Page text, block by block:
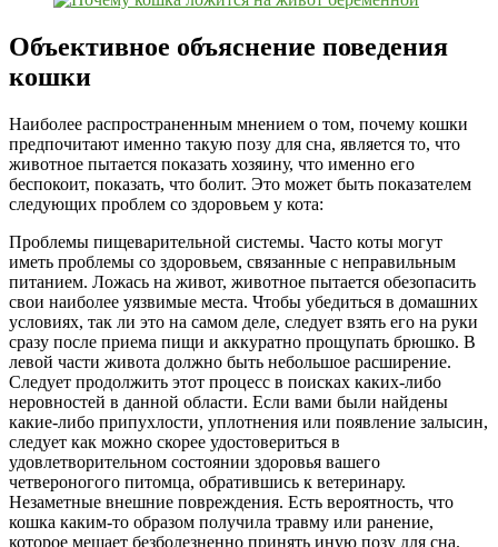
Объективное объяснение поведения
кошки
Наиболее распространенным мнением о том, почему кошки
предпочитают именно такую позу для сна, является то, что
животное пытается показать хозяину, что именно его
беспокоит, показать, что болит. Это может быть показателем
следующих проблем со здоровьем у кота:
Проблемы пищеварительной системы. Часто коты могут
иметь проблемы со здоровьем, связанные с неправильным
питанием. Ложась на живот, животное пытается обезопасить
свои наиболее уязвимые места. Чтобы убедиться в домашних
условиях, так ли это на самом деле, следует взять его на руки
сразу после приема пищи и аккуратно прощупать брюшко. В
левой части живота должно быть небольшое расширение.
Следует продолжить этот процесс в поисках каких-либо
неровностей в данной области. Если вами были найдены
какие-либо припухлости, уплотнения или появление залысин,
следует как можно скорее удостовериться в
удовлетворительном состоянии здоровья вашего
четвероногого питомца, обратившись к ветеринару.
Незаметные внешние повреждения. Есть вероятность, что
кошка каким-то образом получила травму или ранение,
которое мешает безболезненно принять иную позу для сна.